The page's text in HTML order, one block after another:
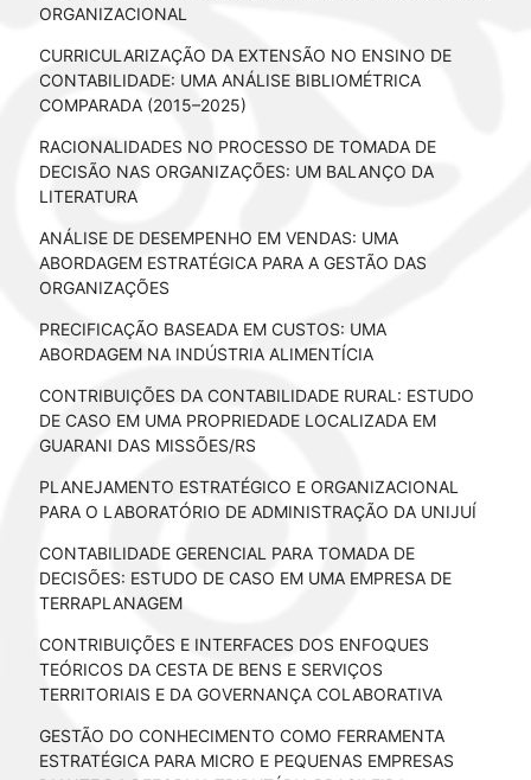
ORGANIZACIONAL
CURRICULARIZAÇÃO DA EXTENSÃO NO ENSINO DE
CONTABILIDADE: UMA ANÁLISE BIBLIOMÉTRICA
COMPARADA (2015–2025)
RACIONALIDADES NO PROCESSO DE TOMADA DE
DECISÃO NAS ORGANIZAÇÕES: UM BALANÇO DA
LITERATURA
ANÁLISE DE DESEMPENHO EM VENDAS: UMA
ABORDAGEM ESTRATÉGICA PARA A GESTÃO DAS
ORGANIZAÇÕES
PRECIFICAÇÃO BASEADA EM CUSTOS: UMA
ABORDAGEM NA INDÚSTRIA ALIMENTÍCIA
CONTRIBUIÇÕES DA CONTABILIDADE RURAL: ESTUDO
DE CASO EM UMA PROPRIEDADE LOCALIZADA EM
GUARANI DAS MISSÕES/RS
PLANEJAMENTO ESTRATÉGICO E ORGANIZACIONAL
PARA O LABORATÓRIO DE ADMINISTRAÇÃO DA UNIJUÍ
CONTABILIDADE GERENCIAL PARA TOMADA DE
DECISÕES: ESTUDO DE CASO EM UMA EMPRESA DE
TERRAPLANAGEM
CONTRIBUIÇÕES E INTERFACES DOS ENFOQUES
TEÓRICOS DA CESTA DE BENS E SERVIÇOS
TERRITORIAIS E DA GOVERNANÇA COLABORATIVA
GESTÃO DO CONHECIMENTO COMO FERRAMENTA
ESTRATÉGICA PARA MICRO E PEQUENAS EMPRESAS